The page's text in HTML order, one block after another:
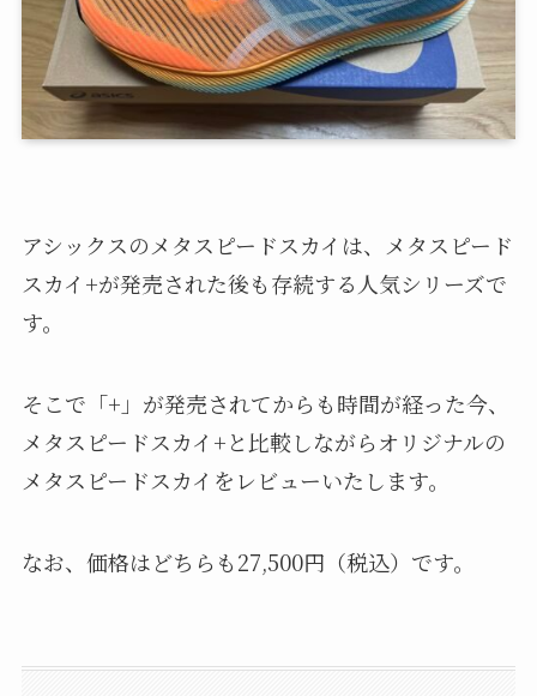
アシックスのメタスピードスカイは、メタスピード
スカイ+が発売された後も存続する人気シリーズで
す。
そこで「+」が発売されてからも時間が経った今、
メタスピードスカイ+と比較しながらオリジナルの
メタスピードスカイをレビューいたします。
なお、価格はどちらも27,500円（税込）です。